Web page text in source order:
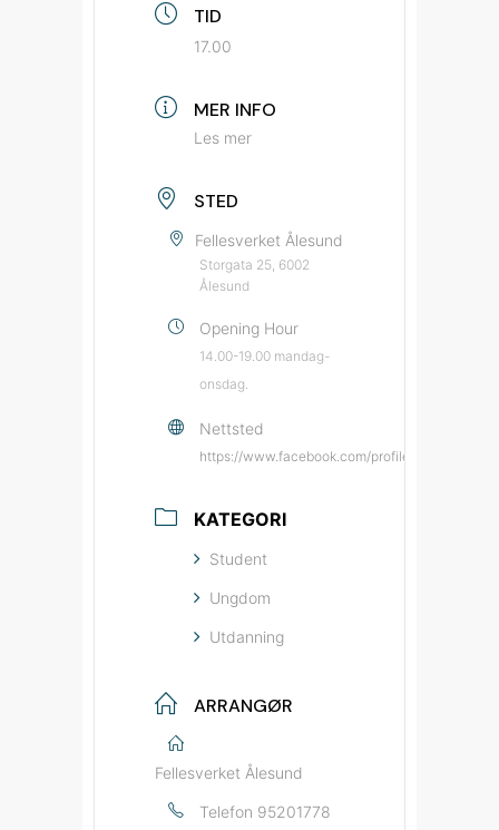
TID
17.00
MER INFO
Les mer
STED
Fellesverket Ålesund
Storgata 25, 6002
Ålesund
Opening Hour
14.00-19.00 mandag-
onsdag.
Nettsted
https://www.facebook.com/
KATEGORI
Student
Ungdom
Utdanning
ARRANGØR
Fellesverket Ålesund
Telefon 95201778